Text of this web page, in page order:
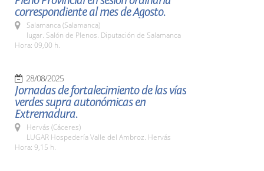
correspondiente al mes de Agosto.
Salamanca (Salamanca)
lugar. Salón de Plenos. Diputación de Salamanca
Hora: 09,00 h.
28/08/2025
Jornadas de fortalecimiento de las vías
verdes supra autonómicas en
Extremadura.
Hervás (Cáceres)
LUGAR Hospedería Valle del Ambroz. Hervás
Hora: 9,15 h.